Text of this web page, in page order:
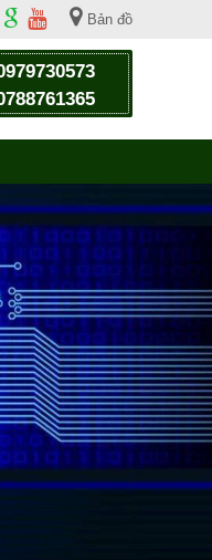
Bản đồ